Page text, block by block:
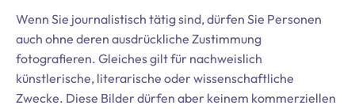
Wenn Sie journalistisch tätig sind, dürfen Sie Personen
auch ohne deren ausdrückliche Zustimmung
fotografieren. Gleiches gilt für nachweislich
künstlerische, literarische oder wissenschaftliche
Zwecke. Diese Bilder dürfen aber keinem kommerziellen